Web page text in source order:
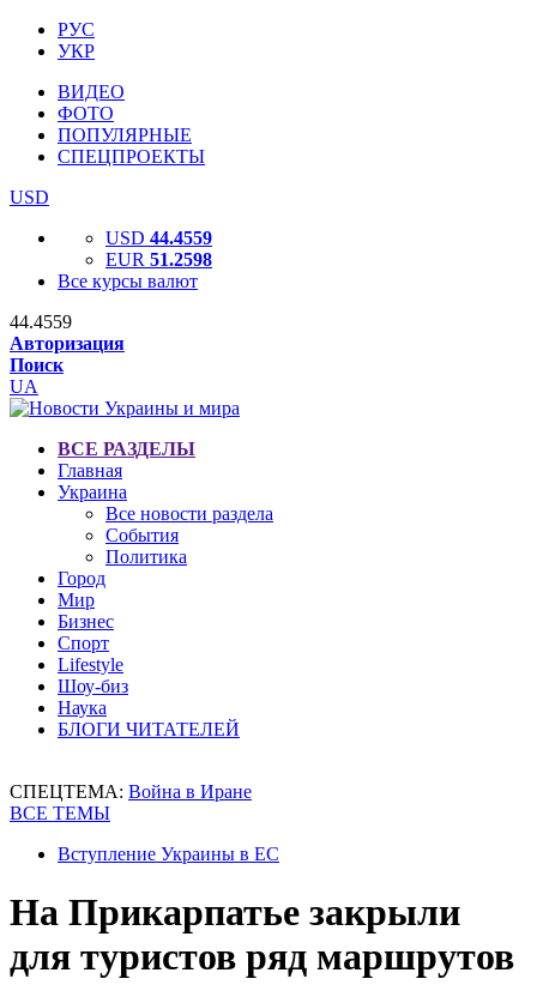
РУС
УКР
ВИДЕО
ФОТО
ПОПУЛЯРНЫЕ
СПЕЦПРОЕКТЫ
USD
USD 44.4559
EUR 51.2598
Все курсы валют
44.4559
Авторизация
Поиск
UA
ВСЕ РАЗДЕЛЫ
Главная
Украина
Все новости раздела
События
Политика
Город
Мир
Бизнес
Спорт
Lifestyle
Шоу-биз
Наука
БЛОГИ ЧИТАТЕЛЕЙ
СПЕЦТЕМА: Война в Иране
ВСЕ ТЕМЫ
Вступление Украины в ЕС
На Прикарпатье закрыли
для туристов ряд маршрутов